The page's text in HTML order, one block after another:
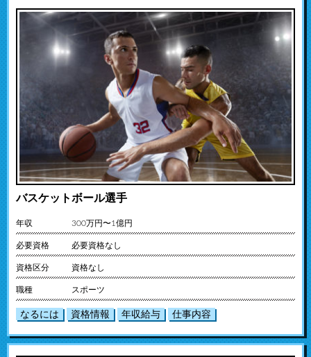
バスケットボール選手
年収 300万円〜1億円
必要資格 必要資格なし
資格区分 資格なし
職種 スポーツ
なるには 資格情報 年収給与 仕事内容